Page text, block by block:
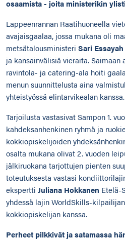
osaamista - joita ministerikin
Lappeenrannan Raatihuoneella
avajaisgaalaa, jossa mukana oli
metsätalousministeri Sari Essayah
ja kansainvälisiä vieraita.
ravintola- ja catering-ala hoiti
menun suunnittelusta aina
yhteistyössä elintarvikealan kanssa.
Tarjoilusta vastasivat Sampon 1.
kahdeksanhenkinen ryhmä ja
kokkiopiskelijoiden
osalta mukana olivat 2. vuoden
jälkiruokana tarjottujen pienten
toteutuksesta vastasi
ekspertti Juliana Hokkanen Etelä-
yhdessä lajin WorldSkills-
kokkiopiskelijan kanssa.
Perheet pilkkivät ja satamassa